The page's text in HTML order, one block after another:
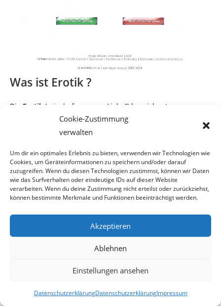
Cookie-Zustimmung
verwalten
Um dir ein optimales Erlebnis zu bieten, verwenden wir Technologien wie
Cookies, um Geräteinformationen zu speichern und/oder darauf
zuzugreifen. Wenn du diesen Technologien zustimmst, können wir Daten
wie das Surfverhalten oder eindeutige IDs auf dieser Website
verarbeiten. Wenn du deine Zustimmung nicht erteilst oder zurückziehst,
können bestimmte Merkmale und Funktionen beeinträchtigt werden.
Akzeptieren
Ablehnen
Einstellungen ansehen
DatenschutzerklärungDatenschutzerklärungImpressum
Was ist Erotik ?
Die Erotik ( griech. ἔρως
„Liebe“) bezeichnet
ursprünglich die sinnlich-geistige
Sie wird vonSexualitätund
Liebe insofern unterschieden, als Sex die trieb- und
körpergesteuerte, Liebe die emotional
Anziehung zu einer anderen Person
bezeichnet.
Diese Unterscheidung wird in der Umgangssprache